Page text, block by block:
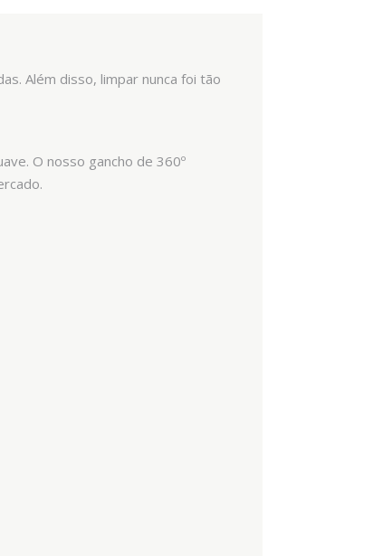
Além disso, limpar nunca foi tão
O nosso gancho de 360º